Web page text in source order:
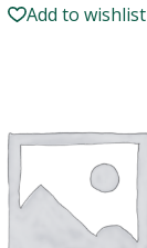
Add to wishlist